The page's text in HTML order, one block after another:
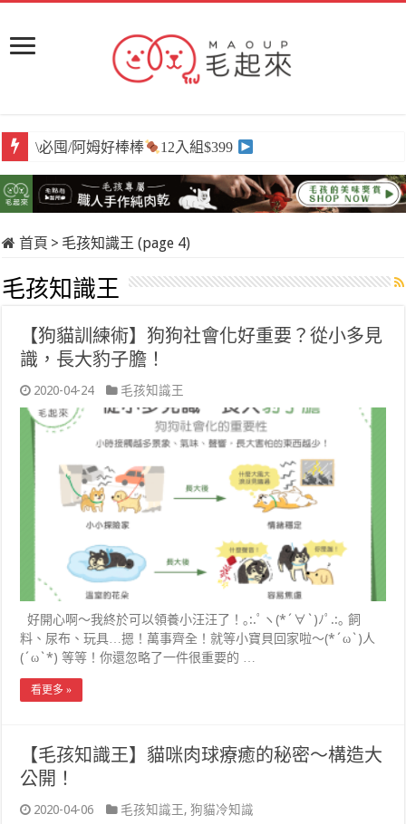
\必囤/阿姆好棒棒 12入組$399
首頁 > 毛孩知識王 (page 4)
毛孩知識王
【狗貓訓練術】狗狗社會化好重要？從小多見
識，長大豹子膽！
2020-04-24 毛孩知識王
好開心啊～我終於可以領養小汪汪了！｡:.ﾟヽ(*´∀`)ﾉﾟ.:｡ 飼
料、尿布、玩具…摁！萬事齊全！就等小寶貝回家啦～(*´ω`)人
(´ω`*) 等等！你還忽略了一件很重要的 …
看更多 »
【毛孩知識王】貓咪肉球療癒的秘密～構造大
公開！
2020-04-06 毛孩知識王,狗貓冷知識